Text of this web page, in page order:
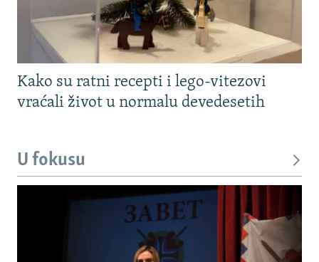
Kako su ratni recepti i lego-vitezovi
vraćali život u normalu devedesetih
U fokusu